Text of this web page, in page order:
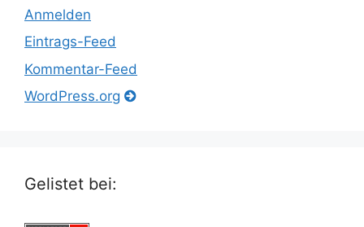
Anmelden
Eintrags-Feed
Kommentar-Feed
WordPress.org
Gelistet bei: